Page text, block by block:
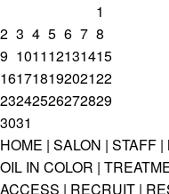
1
2 3 4 5 6 7 8
9 101112131415
16171819202122
23242526272829
3031
HOME SALON STAFF
OIL IN COLOR
ACCESS
RECRUIT